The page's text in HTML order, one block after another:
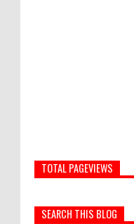
TOTAL PAGEVIEWS
SEARCH THIS BLOG